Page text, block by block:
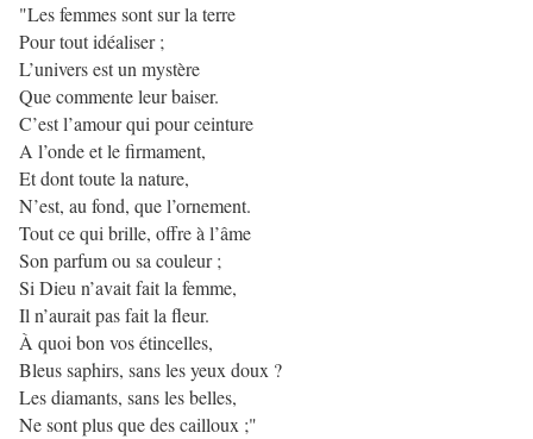
"Les femmes sont sur la terre
Pour tout idéaliser ;
L’univers est un mystère
Que commente leur baiser.
C’est l’amour qui pour ceinture
A l’onde et le firmament,
Et dont toute la nature,
N’est, au fond, que l’ornement.
Tout ce qui brille, offre à l’âme
Son parfum ou sa couleur ;
Si Dieu n’avait fait la femme,
Il n’aurait pas fait la fleur.
À quoi bon vos étincelles,
Bleus saphirs, sans les yeux doux ?
Les diamants, sans les belles,
Ne sont plus que des cailloux ;"